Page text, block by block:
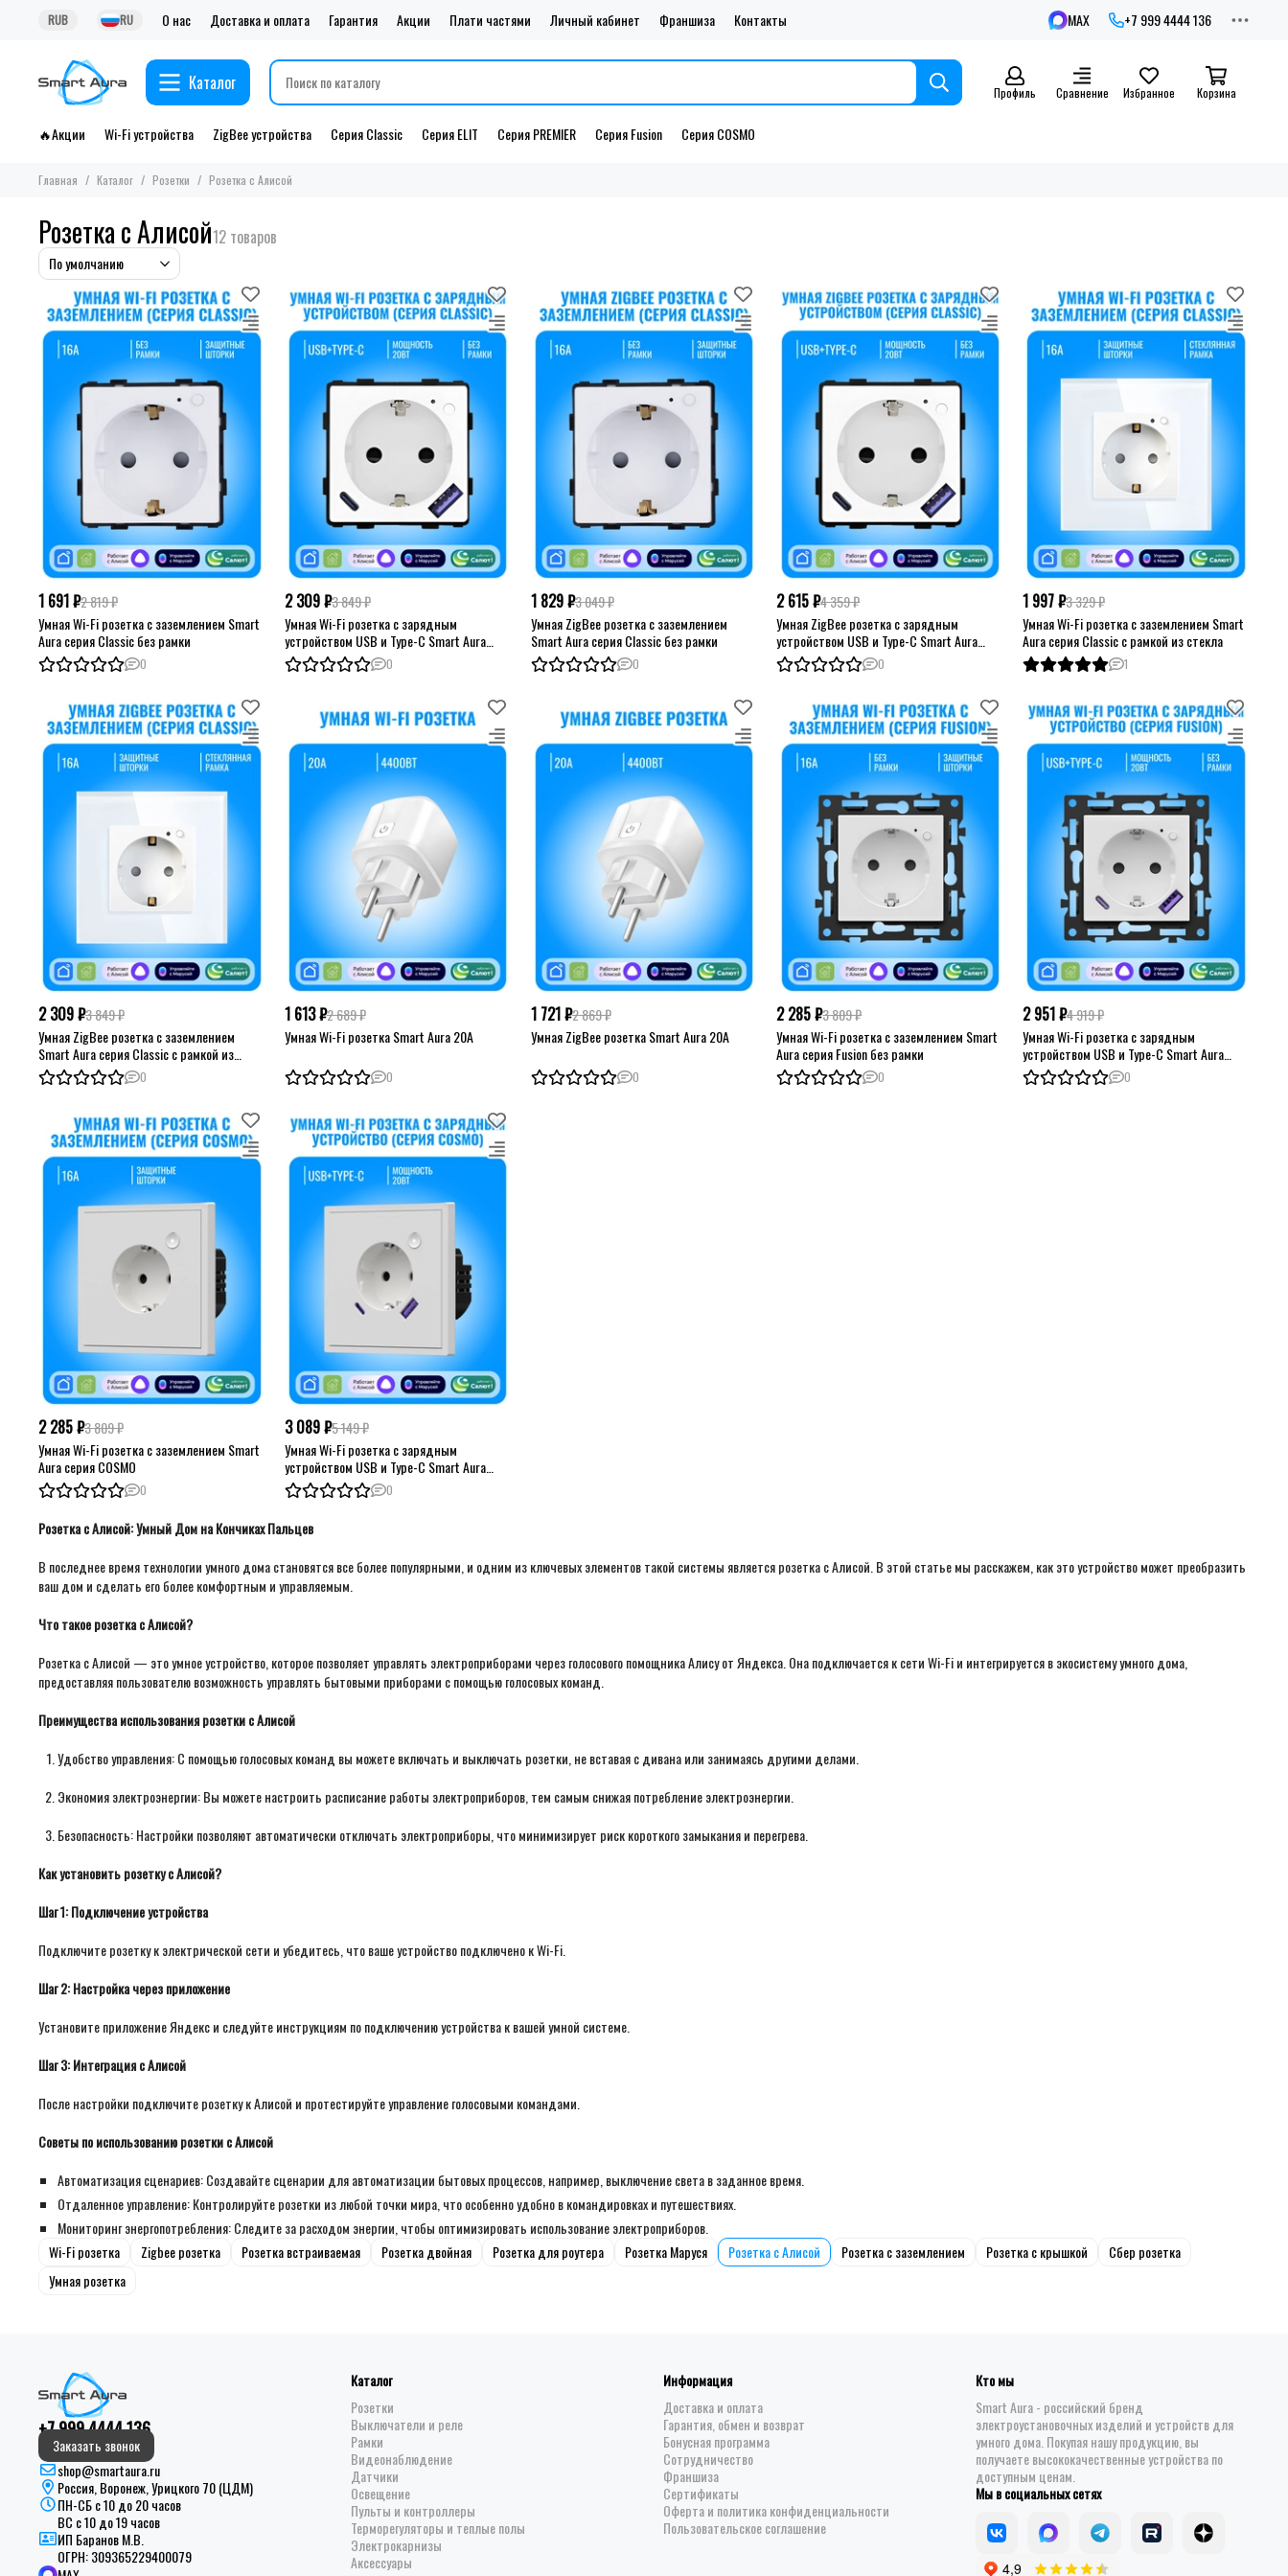
RUB RU О нас Доставка и оплата Гарантия Акции Плати частями Личный кабинет Франшиза Контакты MAX +7 999 4444 136
Каталог Профиль Сравнение Избранное Корзина
🔥Акции Wi-Fi устройства ZigBee устройства Серия Classic Серия ELIT Серия PREMIER Серия Fusion Серия COSMO
Главная Каталог Розетки Розетка с Алисой
Розетка с Алисой
1 691 ₽2 819 ₽
Умная Wi-Fi розетка с заземлением Smart
Aura серия Classic без рамки
0
2 309 ₽3 849 ₽
Умная Wi-Fi розетка с зарядным
устройством USB и Type-C Smart Aura
серия Classic без рамки
0
1 829 ₽3 049 ₽
Умная ZigBee розетка с заземлением
Smart Aura серия Classic без рамки
0
2 615 ₽4 359 ₽
Умная ZigBee розетка с зарядным
устройством USB и Type-C Smart Aura
серия Classic без рамки
0
1 997 ₽3 329 ₽
Умная Wi-Fi розетка с заземлением Smart
Aura серия Classic с рамкой из стекла
1
2 309 ₽3 849 ₽
Умная ZigBee розетка с заземлением
Smart Aura серия Classic с рамкой из
стекла
0
1 613 ₽2 689 ₽
Умная Wi-Fi розетка Smart Aura 20А
0
1 721 ₽2 869 ₽
Умная ZigBee розетка Smart Aura 20А
0
2 285 ₽3 809 ₽
Умная Wi-Fi розетка с заземлением Smart
Aura серия Fusion без рамки
0
2 951 ₽4 919 ₽
Умная Wi-Fi розетка с зарядным
устройством USB и Type-C Smart Aura
серия Fusion без рамки
0
2 285 ₽3 809 ₽
Умная Wi-Fi розетка с заземлением Smart
Aura серия COSMO
0
3 089 ₽5 149 ₽
Умная Wi-Fi розетка с зарядным
устройством USB и Type-C Smart Aura
серия COSMO
0
Розетка с Алисой: Умный Дом на Кончиках Пальцев
В последнее время технологии умного дома становятся все более популярными, и одним из ключевых элементов такой системы является розетка с Алисой. В этой статье мы расскажем, как это устройство может преобразить
ваш дом и сделать его более комфортным и управляемым.
Что такое розетка с Алисой?
Розетка с Алисой — это умное устройство, которое позволяет управлять электроприборами через голосового помощника Алису от Яндекса. Она подключается к сети Wi-Fi и интегрируется в экосистему умного дома,
предоставляя пользователю возможность управлять бытовыми приборами с помощью голосовых команд.
Преимущества использования розетки с Алисой
Удобство управления: С помощью голосовых команд вы можете включать и выключать розетки, не вставая с дивана или занимаясь другими делами.
Экономия электроэнергии: Вы можете настроить расписание работы электроприборов, тем самым снижая потребление электроэнергии.
Безопасность: Настройки позволяют автоматически отключать электроприборы, что минимизирует риск короткого замыкания и перегрева.
Как установить розетку с Алисой?
Шаг 1: Подключение устройства
Подключите розетку к электрической сети и убедитесь, что ваше устройство подключено к Wi-Fi.
Шаг 2: Настройка через приложение
Установите приложение Яндекс и следуйте инструкциям по подключению устройства к вашей умной системе.
Шаг 3: Интеграция с Алисой
После настройки подключите розетку к Алисой и протестируйте управление голосовыми командами.
Советы по использованию розетки с Алисой
Автоматизация сценариев: Создавайте сценарии для автоматизации бытовых процессов, например, выключение света в заданное время.
Отдаленное управление: Контролируйте розетки из любой точки мира, что особенно удобно в командировках и путешествиях.
Мониторинг энергопотребления: Следите за расходом энергии, чтобы оптимизировать использование электроприборов.
Wi-Fi розетка
Zigbee розетка Розетка встраиваемая Розетка двойная Розетка для роутера Розетка Маруся Розетка с Алисой Розетка с заземлением Розетка с крышкой
Сбер розетка
Умная розетка
+7 999 4444 136
Заказать звонок
shop@smartaura.ru
Россия, Воронеж, Урицкого 70 (ЦДМ)
ПН-СБ с 10 до 20 часов
ВС с 10 до 19 часов
ИП Баранов М.В.
ОГРН:309365229400079
Каталог
Розетки
Выключатели и реле
Рамки
Видеонаблюдение
Датчики
Освещение
Пульты и контроллеры
Терморегуляторы и теплые полы
Электрокарнизы
Аксессуары
Информация
Доставка и оплата
Гарантия, обмен и возврат
Бонусная программа
Сотрудничество
Франшиза
Сертификаты
Оферта и политика конфиденциальности
Пользовательское соглашение
Кто мы
Smart Aura - российский бренд
электроустановочных изделий и устройств для
умного дома. Покупая нашу продукцию, вы
получаете высококачественные устройства по
доступным ценам.
Мы в социальных сетях